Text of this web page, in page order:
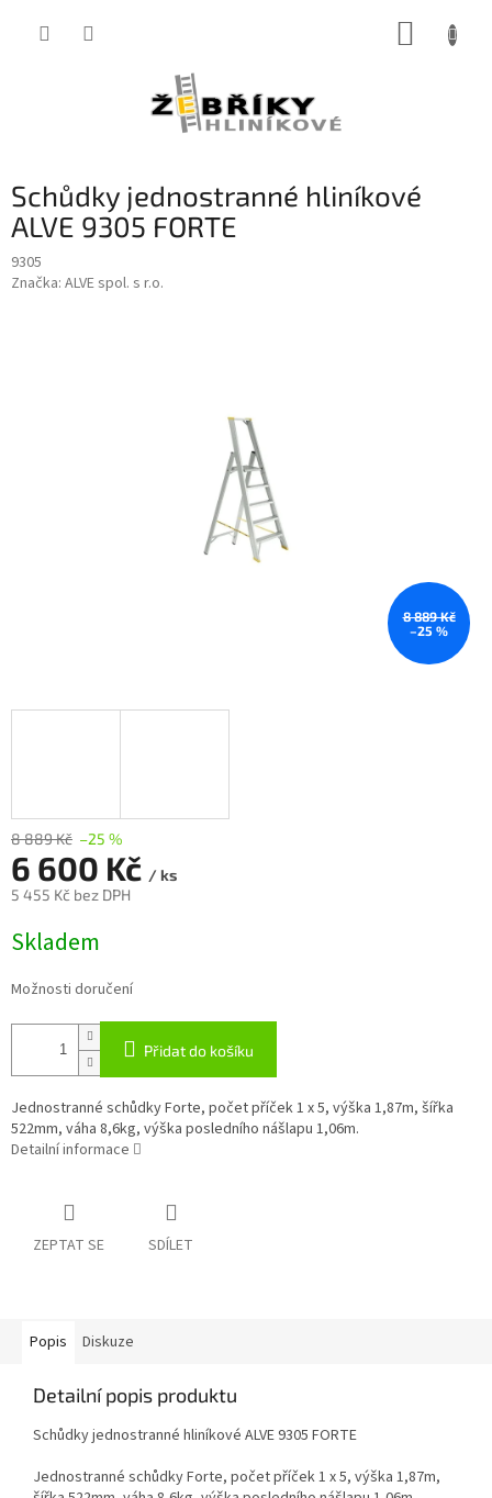
Schůdky jednostranné hliníkové
ALVE 9305 FORTE
9305
Značka: ALVE spol. s r.o.
8 889 Kč
–25 %
8 889 Kč –25 %
6 600 Kč / ks
5 455 Kč bez DPH
cena:
Skladem
Možnosti doručení
Přidat do košíku
Jednostranné schůdky Forte, počet příček 1 x 5, výška 1,87m, šířka
522mm, váha 8,6kg, výška posledního nášlapu 1,06m.
Detailní informace
ZEPTAT SE SDÍLET
Popis Diskuze
Detailní popis produktu
Schůdky jednostranné hliníkové ALVE 9305 FORTE
Jednostranné schůdky Forte, počet příček 1 x 5, výška 1,87m,